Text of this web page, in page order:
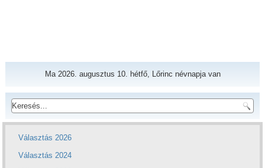
Ma 2026. augusztus 10. hétfő, Lőrinc névnapja van
Választás 2026
Választás 2024